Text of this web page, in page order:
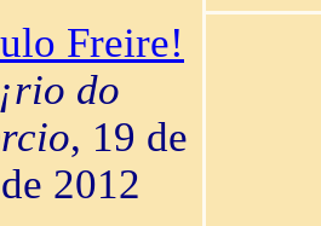
Freire!
do
, 19 de
2012